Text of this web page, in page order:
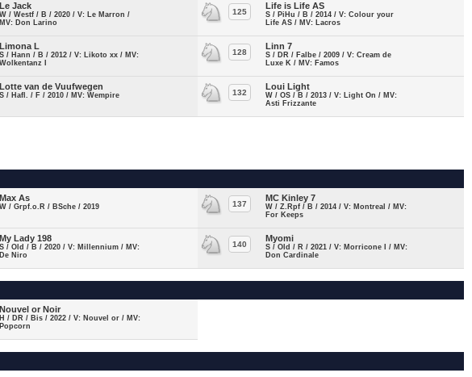
Le Jack
W / Westf / B / 2020 / V: Le Marron /
MV: Don Larino
125
Life is Life AS
S / PiHu / B / 2014 / V: Colour your
Life AS / MV: Lacros
Limona L
S / Hann / B / 2012 / V: Likoto xx / MV:
Wolkentanz I
128
Linn 7
S / DR / Falbe / 2009 / V: Cream de
Luxe K / MV: Famos
Lotte van de Vuufwegen
S / Hafl. / F / 2010 / MV: Wempire 132
Loui Light
W / OS / B / 2013 / V: Light On / MV:
Asti Frizzante
Max As
W / Grpf.o.R / BSche / 2019 137
MC Kinley 7
W / Z.Rpf / B / 2014 / V: Montreal / MV:
For Keeps
My Lady 198
S / Old / B / 2020 / V: Millennium / MV:
De Niro
140
Myomi
S / Old / R / 2021 / V: Morricone I / MV:
Don Cardinale
Nouvel or Noir
H / DR / Bis / 2022 / V: Nouvel or / MV:
Popcorn